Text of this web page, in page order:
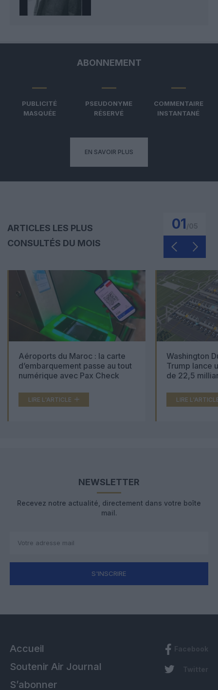
ABONNEMENT
PUBLICITÉ
MASQUÉE
PSEUDONYME
RÉSERVÉ
COMMENTAIRE
INSTANTANÉ
EN SAVOIR PLUS
ARTICLES LES PLUS
CONSULTÉS DU MOIS
01
Aéroports du Maroc : la carte
d’embarquement passe au tout
numérique avec Pax Check
LIRE L'ARTICLE
Washington
Trump lance
de 22,5
LIRE
NEWSLETTER
Recevez notre actualité, directement dans votre boîte
mail.
S'INSCRIRE
Accueil
Soutenir Air Journal
S’abonner